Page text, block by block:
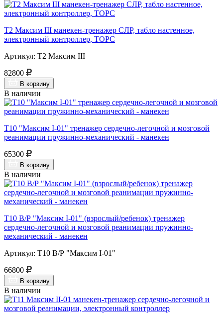
Т2 Максим III манекен-тренажер СЛР, табло настенное,
электронный контроллер, ТОРС
Артикул: Т2 Максим III
82800
В корзину
В наличии
Т10 "Максим I-01" тренажер сердечно-легочной и мозговой
реанимации пружинно-механический - манекен
65300
В корзину
В наличии
Т10 В/Р "Максим I-01" (взрослый/ребенок) тренажер
сердечно-легочной и мозговой реанимации пружинно-
механический - манекен
Артикул: Т10 В/Р "Максим I-01"
66800
В корзину
В наличии